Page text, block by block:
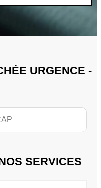
URGENCE -
SERVICES